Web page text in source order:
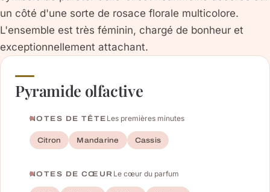
un côté d'une sorte de rosace florale multicolore.
L'ensemble est très féminin, chargé de bonheur et
exceptionnellement attachant.
Pyramide olfactive
NOTES DE TÊTE Les premières minutes
Citron Mandarine Cassis
NOTES DE CŒUR Le cœur du parfum